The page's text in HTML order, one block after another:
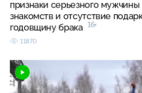
признаки серьезного мужчины
знакомств и отсутствие
годовщину брака
16+
11870